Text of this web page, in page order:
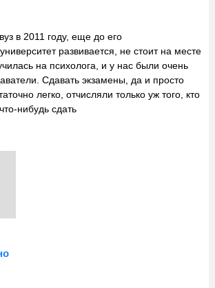
в 2011 году, еще до его
развивается, не стоит на месте
на психолога, и у нас были очень
Сдавать экзамены, да и просто
легко, отчисляли только уж того, кто
нибудь сдать